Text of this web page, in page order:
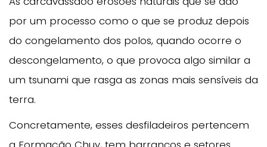
por um processo como o que se produz depois
do congelamento dos polos, quando ocorre o
descongelamento, o que provoca algo similar a
um tsunami que rasga as zonas mais sensíveis da
terra.
Concretamente, esses desfiladeiros pertencem